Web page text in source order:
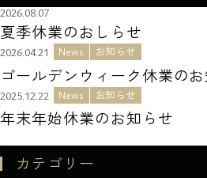
2026.08.07
夏季休業のおしらせ
2026.04.21 News お知らせ
ゴールデンウィーク休業の
2025.12.22 News お知らせ
年末年始休業のお知らせ
カテゴリー